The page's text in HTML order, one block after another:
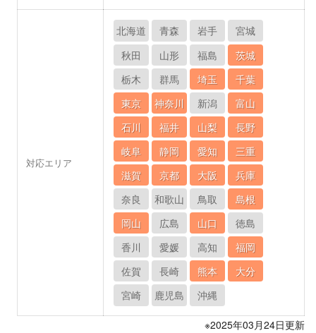
対応エリア
北海道 青森 岩手
宮城
秋田
山形 福島
茨城
栃木
群馬 埼玉
千葉
東京
神奈川 新潟
富山
石川
福井 山梨
長野
岐阜
静岡 愛知
三重
滋賀
京都 大阪
兵庫
奈良
和歌山 鳥取
島根
岡山
広島 山口
徳島
香川
愛媛 高知
福岡
佐賀
長崎 熊本
大分
宮崎
鹿児島 沖縄
※2025年03月24日更新